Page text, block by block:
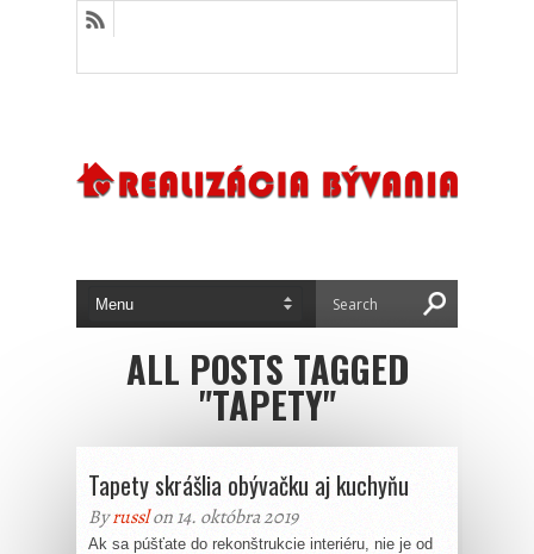
ALL POSTS TAGGED
"TAPETY"
Tapety skrášlia obývačku aj kuchyňu
Byrusslon 14. októbra 2019
Ak sa púšťate do rekonštrukcie interiéru, nie je od